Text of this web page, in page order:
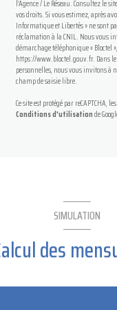
l’Agence / Le Réseau. Consultez le site
vos droits. Si vous estimez, après
Informatique et Libertés » ne sont
réclamation à la CNIL. Nous vous
démarchage téléphonique «
https://www.bloctel.gouv.fr. Dans
personnelles, nous vous invitons à
champ de saisie libre.
Ce site est protégé par reCAPTCHA, les
Conditions d'utilisationde
SIMULATION
des